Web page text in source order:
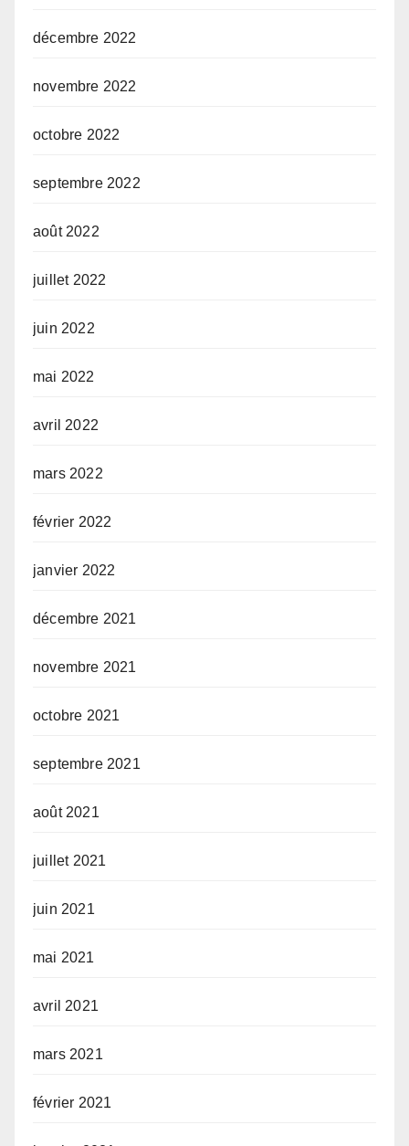
décembre 2022
novembre 2022
octobre 2022
septembre 2022
août 2022
juillet 2022
juin 2022
mai 2022
avril 2022
mars 2022
février 2022
janvier 2022
décembre 2021
novembre 2021
octobre 2021
septembre 2021
août 2021
juillet 2021
juin 2021
mai 2021
avril 2021
mars 2021
février 2021